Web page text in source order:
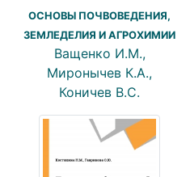
ОСНОВЫ ПОЧВОВЕДЕНИЯ,
ЗЕМЛЕДЕЛИЯ И АГРОХИМИИ
Ващенко И.М.,
Миронычев К.А.,
Коничев В.С.